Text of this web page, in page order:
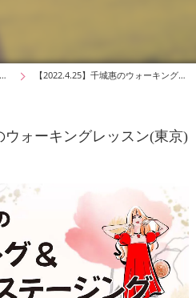
【2022.4.25】千城惠のウォーキングレッスン(東京)
ウォーキングレッスン(東京)